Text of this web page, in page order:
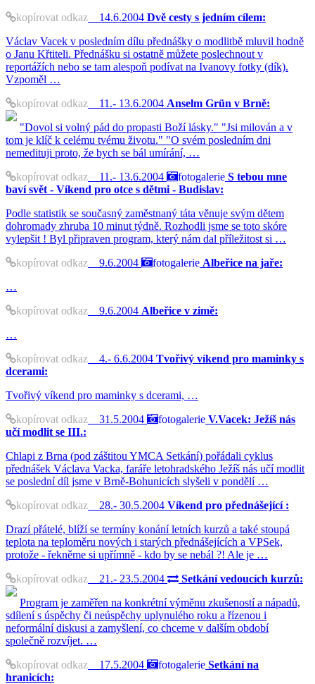
kopírovat odkaz 14.6.2004 Dvě cesty s jedním cílem:
Václav Vacek v posledním dílu přednášky o modlitbě mluvil hodně
o Janu Křtiteli. Přednášku si ostatně můžete poslechnout v
reportážích nebo se tam alespoň podívat na Ivanovy fotky (dík).
Vzpoměl …
kopírovat odkaz 11.- 13.6.2004 Anselm Grün v Brně:
"Dovol si volný pád do propasti Boží lásky." "Jsi milován a v
tom je klíč k celému tvému životu." "O svém posledním dni
nemedituji proto, že bych se bál umírání, …
kopírovat odkaz 11.- 13.6.2004 fotogalerie S tebou mne
baví svět - Víkend pro otce s dětmi - Budislav:
Podle statistik se současný zaměstnaný táta věnuje svým dětem
dohromady zhruba 10 minut týdně. Rozhodli jsme se toto skóre
vylepšit ! Byl připraven program, který nám dal příležitost si …
kopírovat odkaz 9.6.2004 fotogalerie Albeřice na jaře:
…
kopírovat odkaz 9.6.2004 Albeřice v zimě:
…
kopírovat odkaz 4.- 6.6.2004 Tvořivý víkend pro maminky s
dcerami:
Tvořivý víkend pro maminky s dcerami, …
kopírovat odkaz 31.5.2004 fotogalerie V.Vacek: Ježíš nás
učí modlit se III.:
Chlapi z Brna (pod záštitou YMCA Setkání) pořádali cyklus
přednášek Václava Vacka, faráře letohradského Ježíš nás učí modlit
se poslední díl jsme v Brně-Bohunicích slyšeli v pondělí …
kopírovat odkaz 28.- 30.5.2004 Víkend pro přednášející :
Drazí přátelé, blíží se termíny konání letních kurzů a také stoupá
teplota na teploměru nových i starých přednášejících a VPSek,
protože - řekněme si upřímně - kdo by se nebál ?! Ale je …
kopírovat odkaz 21.- 23.5.2004
Setkání vedoucích kurzů:
Program je zaměřen na konkrétní výměnu zkušeností a nápadů,
sdílení s úspěchy či neúspěchy uplynulého roku a řízenou i
neformální diskusi a zamyšlení, co chceme v dalším období
společně rozvíjet. …
kopírovat odkaz 17.5.2004 fotogalerie Setkání na
hranicích: